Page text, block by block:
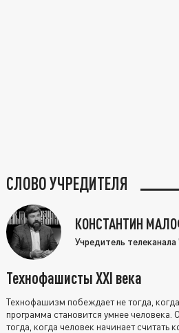
СЛОВО УЧРЕДИТЕЛЯ
КОНСТАНТИН
Учредитель
Технофашисты XXI века
Технофашизм побеждает не тогда,
программа становится умнее человека.
тогда, когда человек начинает считать